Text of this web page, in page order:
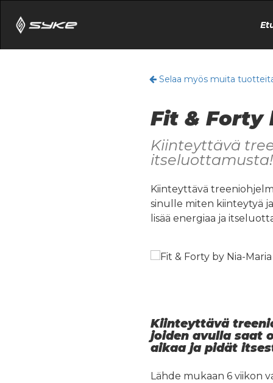
Selaa myös muita
Fit & Forty
Kiinteyttävä
itseluottamusta!
Kiinteyttävä
sinulle miten kiinteytyä
lisää energiaa ja
Kiinteyttävä
joiden avulla saat
aikaa ja pidät
Lähde mukaan 6 viikon